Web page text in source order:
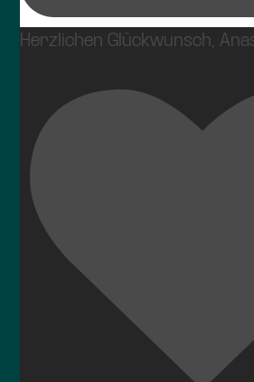
Herzlichen Glückwunsch,